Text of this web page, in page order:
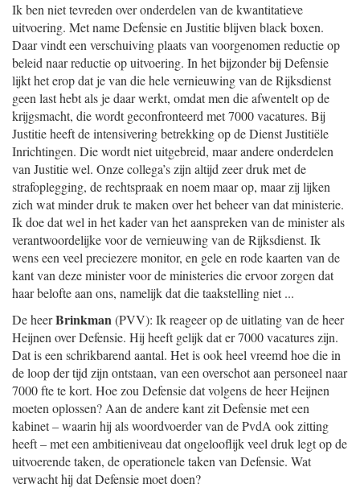
Ik ben niet tevreden over onderdelen van de kwantitatieve
uitvoering. Met name Defensie en Justitie blijven black boxen.
Daar vindt een verschuiving plaats van voorgenomen reductie op
beleid naar reductie op uitvoering. In het bijzonder bij Defensie
lijkt het erop dat je van die hele vernieuwing van de Rijksdienst
geen last hebt als je daar werkt, omdat men die afwentelt op de
krijgsmacht, die wordt geconfronteerd met 7000 vacatures. Bij
Justitie heeft de intensivering betrekking op de Dienst Justitiële
Inrichtingen. Die wordt niet uitgebreid, maar andere onderdelen
van Justitie wel. Onze collega’s zijn altijd zeer druk met de
strafoplegging, de rechtspraak en noem maar op, maar zij lijken
zich wat minder druk te maken over het beheer van dat ministerie.
Ik doe dat wel in het kader van het aanspreken van de minister als
verantwoordelijke voor de vernieuwing van de Rijksdienst. Ik
wens een veel preciezere monitor, en gele en rode kaarten van de
kant van deze minister voor de ministeries die ervoor zorgen dat
haar belofte aan ons, namelijk dat die taakstelling niet ...
De heerBrinkman(PVV): Ik reageer op de uitlating van de heer
Heijnen over Defensie. Hij heeft gelijk dat er 7000 vacatures zijn.
Dat is een schrikbarend aantal. Het is ook heel vreemd hoe die in
de loop der tijd zijn ontstaan, van een overschot aan personeel naar
7000 fte te kort. Hoe zou Defensie dat volgens de heer Heijnen
moeten oplossen? Aan de andere kant zit Defensie met een
kabinet – waarin hij als woordvoerder van de PvdA ook zitting
heeft – met een ambitieniveau dat ongelooflijk veel druk legt op de
uitvoerende taken, de operationele taken van Defensie. Wat
verwacht hij dat Defensie moet doen?